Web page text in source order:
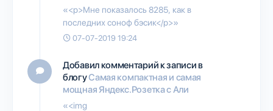
«<p>Мне показалось 8285, как в
последних соноф бэсик</p>»
07-07-2019 19:24
Добавил комментарий к записи в
блогуСамая компактная и самая
мощная Яндекс.Розетка с Али
«<img